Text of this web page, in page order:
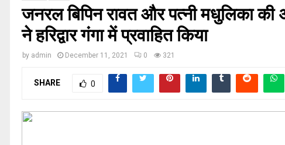
जनरल बिपिन रावत और पत्नी मधुलिका की
ने हरिद्वार गंगा में प्रवाहित किया
by admin December 11, 2021 0 321
SHARE 0